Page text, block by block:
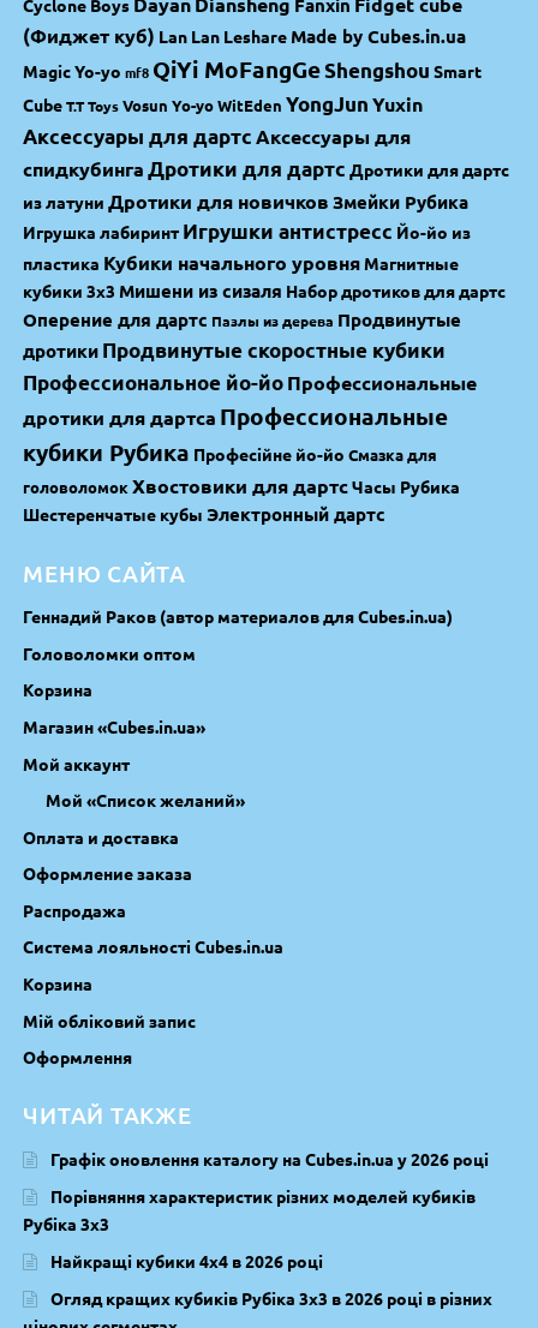
(Фиджет куб) Lan Lan Leshare Made by Cubes.in.ua
Magic Yo-yo mf8 QiYi MoFangGeShengshou Smart
Cube T.T Toys Vosun Yo-yoWitEden YongJun Yuxin
Аксессуары для дартс Аксессуары для
спидкубинга Дротики для дартс Дротики для дартс
из латуни Дротики для новичков Змейки Рубика
Игрушка лабиринт Игрушки антистресс Йо-йо из
пластика Кубики начального уровня Магнитные
кубики 3х3 Мишени из сизаля Набор дротиков для дартс
Оперение для дартс Пазлы из дерева Продвинутые
дротики Продвинутые скоростные кубики
Профессиональное йо-йоПрофессиональные
дротики для дартса Профессиональные
кубики Рубика Професійне йо-йо Смазка для
головоломокХвостовики для дартсЧасы Рубика
Шестеренчатые кубы Электронный дартс
МЕНЮ САЙТА
Геннадий Раков (автор материалов для Cubes.in.ua)
Головоломки оптом
Корзина
Магазин «Cubes.in.ua»
Мой аккаунт
Мой «Список желаний»
Оплата и доставка
Оформление заказа
Распродажа
Система лояльності Cubes.in.ua
Корзина
Мій обліковий запис
Оформлення
ЧИТАЙ ТАКЖЕ
Графік оновлення каталогу на Cubes.in.ua у 2026 році
Порівняння характеристик різних моделей кубиків
Рубіка 3х3
Найкращі кубики 4х4 в 2026 році
Огляд кращих кубиків Рубіка 3х3 в 2026 році в різних